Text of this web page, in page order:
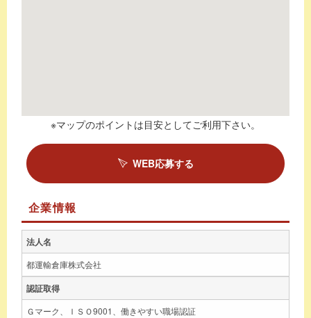
※マップのポイントは目安としてご利用下さい。
WEB応募する
企業情報
法人名
都運輸倉庫株式会社
認証取得
Ｇマーク、ＩＳＯ9001、働きやすい職場認証